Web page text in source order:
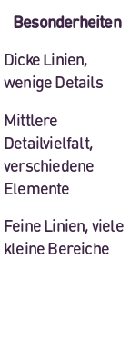
Besonderheiten
Dicke Linien,
wenige Details
Mittlere
Detailvielfalt,
verschiedene
Elemente
Feine Linien, viele
kleine Bereiche